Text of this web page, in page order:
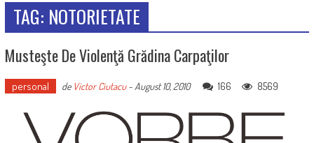
TAG: NOTORIETATE
Musteşte De Violenţă Grădina Carpaţilor
personal de Victor Ciutacu-August 10, 2010 166 8569